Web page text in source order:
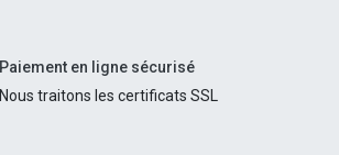
Paiement en ligne sécurisé
Nous traitons les certificats SSL